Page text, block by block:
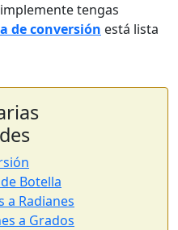
tengas
de conversión está lista
Botella
a Radianes
a Grados